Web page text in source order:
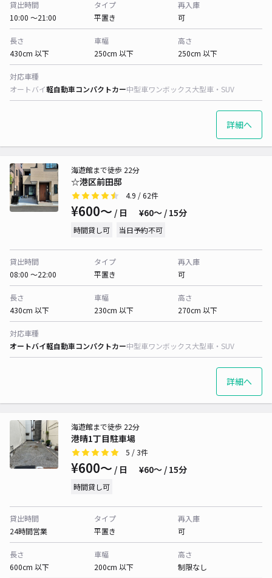
貸出時間
10:00 〜21:00
タイプ
平置き
再入庫
可
長さ
430cm 以下
車幅
250cm 以下
高さ
250cm 以下
対応車種
オートバイ軽自動車コンパクトカー中型車ワンボックス大型車・SUV
詳細へ
☆港区前田邸
海遊館まで徒歩 22分
4.9 / 62件
¥600〜 / 日 ¥60〜 / 15分
時間貸し可 当日予約不可
貸出時間
08:00 〜22:00
タイプ
平置き
再入庫
可
長さ
430cm 以下
車幅
230cm 以下
高さ
270cm 以下
対応車種
オートバイ軽自動車コンパクトカー中型車ワンボックス大型車・SUV
詳細へ
港晴1丁目駐車場
海遊館まで徒歩 22分
5 / 3件
¥600〜 / 日 ¥60〜 / 15分
時間貸し可
貸出時間
24時間営業
タイプ
平置き
再入庫
可
長さ
600cm 以下
車幅
200cm 以下
高さ
制限なし